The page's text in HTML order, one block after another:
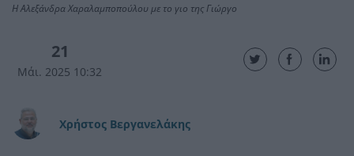
Η Αλεξάνδρα Χαραλαμποπούλου με το γιο της Γιώργο
21
Μάι. 2025 10:32
Χρήστος Βεργανελάκης